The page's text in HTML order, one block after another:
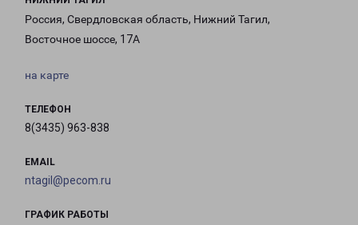
Россия, Свердловская область, Нижний Тагил,
Восточное шоссе, 17А
на карте
ТЕЛЕФОН
8(3435) 963-838
EMAIL
ntagil@pecom.ru
ГРАФИК РАБОТЫ